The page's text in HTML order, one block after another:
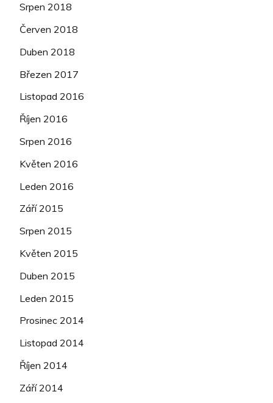
Srpen 2018
Červen 2018
Duben 2018
Březen 2017
Listopad 2016
Říjen 2016
Srpen 2016
Květen 2016
Leden 2016
Září 2015
Srpen 2015
Květen 2015
Duben 2015
Leden 2015
Prosinec 2014
Listopad 2014
Říjen 2014
Září 2014